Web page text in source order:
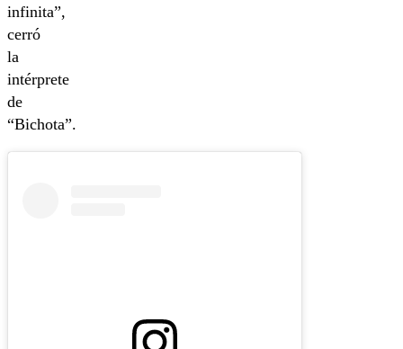
infinita”,
cerró
la
intérprete
de
“Bichota”.